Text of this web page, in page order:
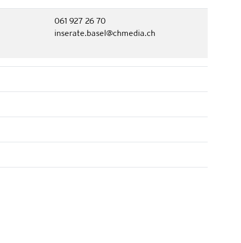
061 927 26 70
inserate.basel@chmedia.ch